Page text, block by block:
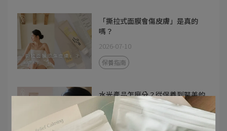
「撕拉式面膜會傷皮膚」是真的
嗎？
2026-07-10
保養指南
水光產品怎麼分？從保養到醫美的
完整分類與選擇邏輯
2026-06-16